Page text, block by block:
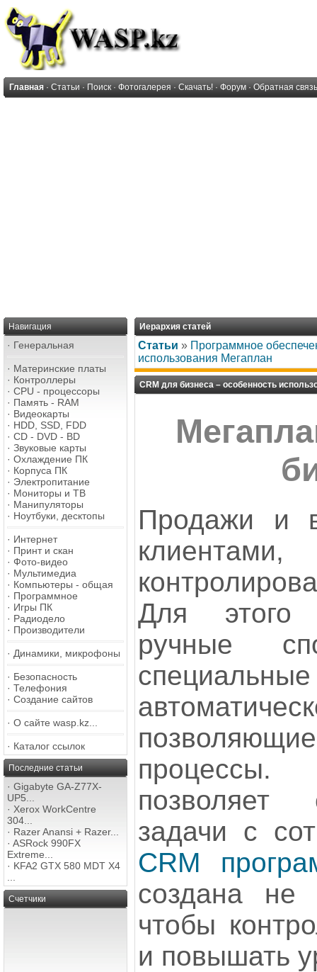
Главная · Статьи · Поиск · Фотогалерея · Скачать! · Форум · Обратная связь
Навигация
· Генеральная
· Материнские платы
· Контроллеры
· CPU - процессоры
· Память - RAM
· Видеокарты
· HDD, SSD, FDD
· CD - DVD - BD
· Звуковые карты
· Охлаждение ПК
· Корпуса ПК
· Электропитание
· Мониторы и ТВ
· Манипуляторы
· Ноутбуки, десктопы
· Интернет
· Принт и скан
· Фото-видео
· Мультимедиа
· Компьютеры - общая
· Программное
· Игры ПК
· Радиодело
· Производители
· Динамики, микрофоны
· Безопасность
· Телефония
· Создание сайтов
· О сайте wasp.kz...
· Каталог ссылок
Последние статьи
· Gigabyte GA-Z77X-
UP5...
· Xerox WorkCentre
304...
· Razer Anansi + Razer...
· ASRock 990FX
Extreme...
· KFA2 GTX 580 MDT X4
Счетчики
Иерархия статей
Статьи » Программное
использования Мегаплан
CRM для бизнеса – особенность
Продажи и
Для этого
ручные
процессы.
позволяет
задачи с
CRM
создана не
чтобы
и повышать